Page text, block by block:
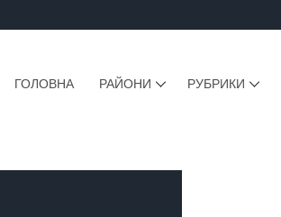
ГОЛОВНА РАЙОНИ РУБРИКИ